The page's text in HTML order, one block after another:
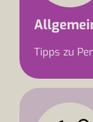
Tipps zu